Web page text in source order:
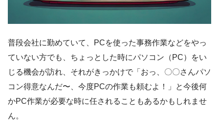
普段会社に勤めていて、PCを使った事務作業などをやっ
ていない方でも、ちょっとした時にパソコン（PC）をい
じる機会が訪れ、それがきっかけで「おっ、〇〇さんパソ
コン得意なんだ〜、今度PCの作業も頼むよ！」と今後何
かPC作業が必要な時に任されることもあるかもしれませ
ん。